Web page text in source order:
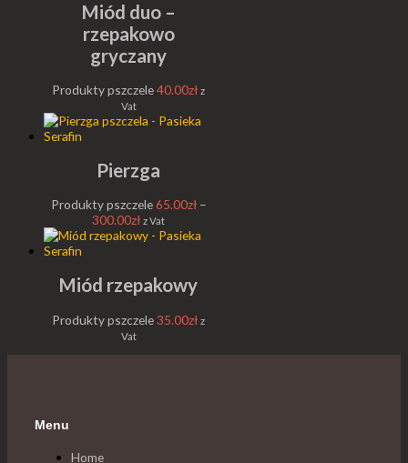
Miód duo –
rzepakowo
gryczany
Produkty pszczele40.00zł z
Vat
Pierzga
Produkty pszczele65.00zł –
300.00zł z Vat
Miód rzepakowy
Produkty pszczele35.00zł z
Vat
Menu
Home